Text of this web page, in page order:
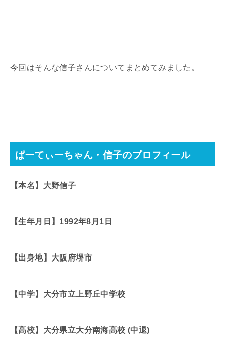
今回はそんな信子さんについてまとめてみました。
ぱーてぃーちゃん・信子のプロフィール
【本名】大野信子
【生年月日】1992年8月1日
【出身地】大阪府堺市
【中学】大分市立上野丘中学校
【高校】大分県立大分南海高校 (中退)